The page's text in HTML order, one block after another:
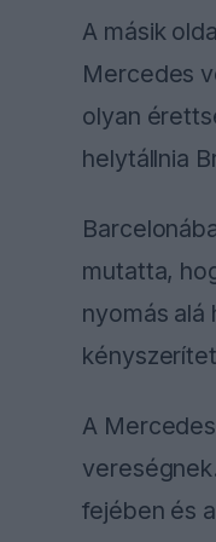
A másik
Mercedes
olyan
helytállnia
mutatta,
nyomás alá
A
fejében és